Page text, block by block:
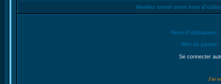
Veuillez entrer votre nom
Nom d'utilisateur:
Mot de passe:
Se connecter
J'ai